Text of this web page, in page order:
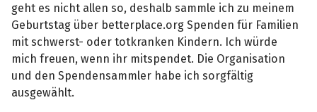
geht es nicht allen so, deshalb sammle ich zu meinem
Geburtstag über betterplace.org Spenden für Familien
mit schwerst- oder totkranken Kindern. Ich würde
mich freuen, wenn ihr mitspendet. Die Organisation
und den Spendensammler habe ich sorgfältig
ausgewählt.